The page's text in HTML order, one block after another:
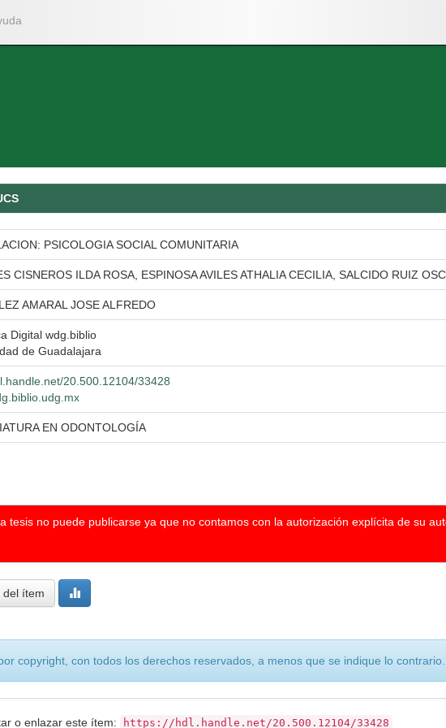
PSICOLOGIA SOCIAL COMUNITARIA
CISNEROS ILDA ROSA, ESPINOSA AVILES ATHALIA CECILIA, SALCIDO RUIZ
AMARAL JOSE ALFREDO
Digital wdg.biblio
de Guadalajara
20.500.12104/33428
EN ODONTOLOGÍA
tesis no puede publicarse ya que no contamos con la autorización explícita de su
del ítem
copyright, con todos los derechos reservados, a menos que se indique lo contrario.
o enlazar este ítem: https://hdl.handle.net/20.500.12104/33428